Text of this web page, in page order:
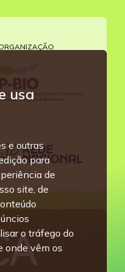
usa
e outras
para
de
site, de
o tráfego do
onde vêm os